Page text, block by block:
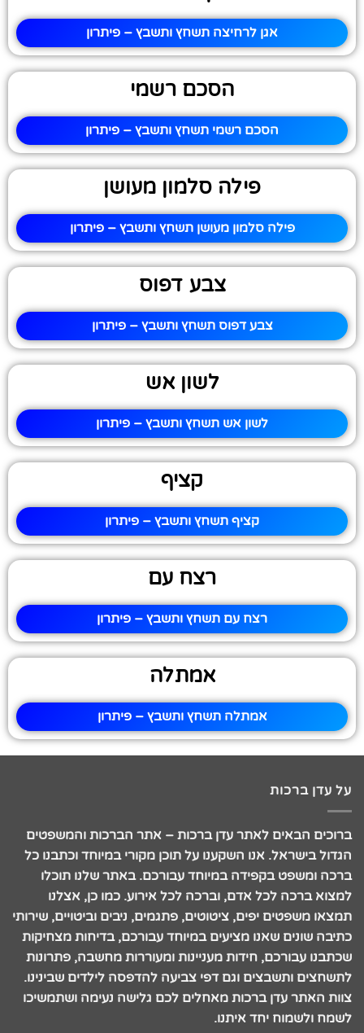
אגן לרחיצה תשחץ ותשבץ – פיתרון
הסכם רשמי
הסכם רשמי תשחץ ותשבץ – פיתרון
פילה סלמון מעושן
פילה סלמון מעושן תשחץ ותשבץ – פיתרון
צבע דפוס
צבע דפוס תשחץ ותשבץ – פיתרון
לשון אש
לשון אש תשחץ ותשבץ – פיתרון
קציף
קציף תשחץ ותשבץ – פיתרון
רצח עם
רצח עם תשחץ ותשבץ – פיתרון
אמתלה
אמתלה תשחץ ותשבץ – פיתרון
על עדן ברכות
ברוכים הבאים לאתר עדן ברכות – אתר הברכות והמשפטים
הגדול בישראל. אנו השקענו על תוכן מקורי במיוחד וכתבנו כל
ברכה ומשפט בקפידה במיוחד עבורכם. באתר שלנו תוכלו
למצוא ברכה לכל אדם, וברכה לכל אירוע. כמו כן, אצלנו
תמצאו משפטים יפים, ציטוטים, פתגמים, ניבים וביטויים, שירותי
כתיבה שונים שאנו מציעים במיוחד עבורכם, בדיחות מצחיקות
שכתבנו עבורכם, חידות מעניינות ומעוררות מחשבה, פתרונות
לתשחצים ותשבצים וגם דפי צביעה להדפסה לילדים שבינינו.
צוות האתר עדן ברכות מאחלים לכם גלישה נעימה ושתמשיכו
לשמח ולשמוח יחד איתנו.